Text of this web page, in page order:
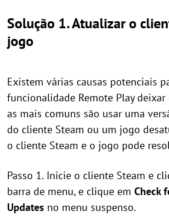
Solução 1. Atualizar o
jogo
Existem várias causas potenciais
funcionalidade Remote Play deixar
as mais comuns são usar uma
do cliente Steam ou um jogo
o cliente Steam e o jogo pode
Passo 1. Inicie o cliente Steam e
barra de menu, e clique em Check
Updates no menu suspenso.